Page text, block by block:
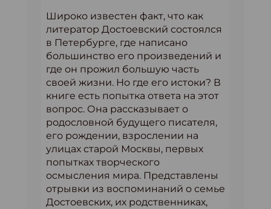
Широко известен факт, что как
литератор Достоевский состоялся
в Петербурге, где написано
большинство его произведений и
где он прожил большую часть
своей жизни. Но где его истоки? В
книге есть попытка ответа на этот
вопрос. Она рассказывает о
родословной будущего писателя,
его рождении, взрослении на
улицах старой Москвы, первых
попытках творческого
осмысления мира. Представлены
отрывки из воспоминаний о семье
Достоевских, их родственниках,